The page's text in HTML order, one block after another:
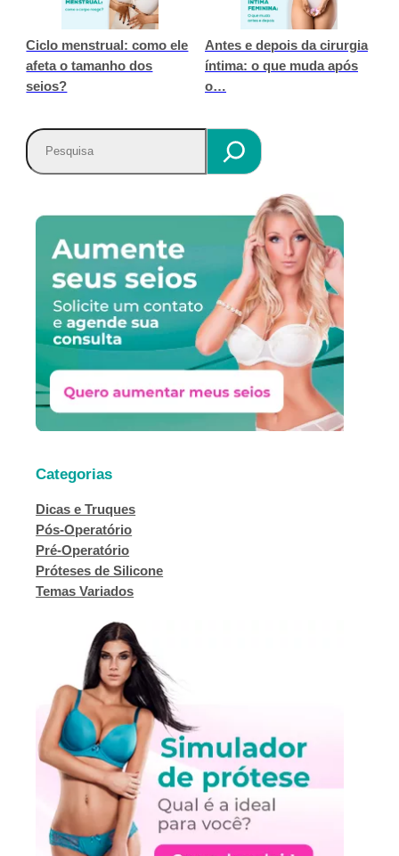
Ciclo menstrual: como ele
afeta o tamanho dos
seios?
Antes e depois da cirurgia
íntima: o que muda após
o…
P
e
Categorias
Dicas e Truques
Pós-Operatório
Pré-Operatório
Próteses de Silicone
Temas Variados